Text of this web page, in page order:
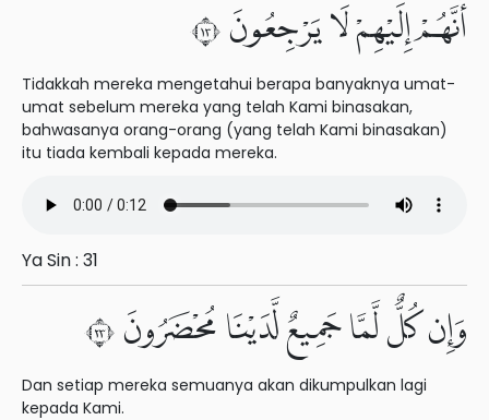
أَنَّهُمْ إِلَيْهِمْ لَا يَرْجِعُونَ ٣١
Tidakkah mereka mengetahui berapa banyaknya umat-
umat sebelum mereka yang telah Kami binasakan,
bahwasanya orang-orang (yang telah Kami binasakan)
itu tiada kembali kepada mereka.
Ya Sin : 31
وَإِن كُلٌّ لَّمَّا جَمِيعٌ لَّدَيْنَا مُحْضَرُونَ ٣٢
Dan setiap mereka semuanya akan dikumpulkan lagi
kepada Kami.